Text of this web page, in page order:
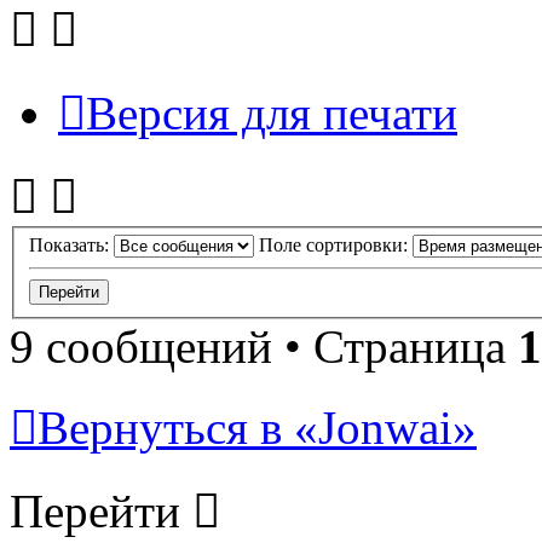
Версия для печати
Показать: Поле сортировки:
9 сообщений • Страница 1
Вернуться в «Jonwai»
Перейти